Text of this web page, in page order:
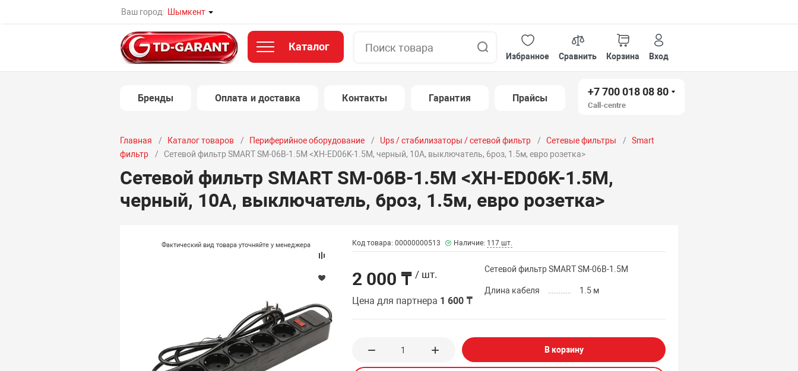
Ваш город: Шымкент
Каталог
Избранное
Сравнить Корзина Вход
Бренды Оплата и доставка Контакты Гарантия Прайсы
+7 700 018 08 80
Call-centre
Главная Каталог товаров Периферийное оборудование Ups / стабилизаторы / сетевой фильтр Сетевые фильтры
Smart
фильтр
Сетевой фильтр SMART SM-06B-1.5M <XH-ED06K-1.5M, черный, 10А, выключатель, 6роз, 1.5м, евро розетка>
Сетевой фильтр SMART SM-06B-1.5M <XH-ED06K-1.5M,
черный, 10А, выключатель, 6роз, 1.5м, евро розетка>
Фактический вид товара уточняйте у менеджера Код товара: 00000000513 Наличие: 117 шт.
2 000 ₸ / шт.
Цена для партнера 1 600 ₸
Сетевой фильтр SMART SM-06B-1.5M
Длина кабеля 1.5 м
В корзину